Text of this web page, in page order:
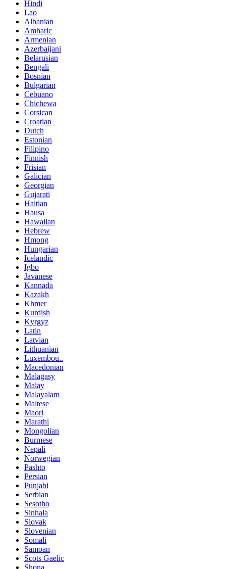
Hindi
Lao
Albanian
Amharic
Armenian
Azerbaijani
Belarusian
Bengali
Bosnian
Bulgarian
Cebuano
Chichewa
Corsican
Croatian
Dutch
Estonian
Filipino
Finnish
Frisian
Galician
Georgian
Gujarati
Haitian
Hausa
Hawaiian
Hebrew
Hmong
Hungarian
Icelandic
Igbo
Javanese
Kannada
Kazakh
Khmer
Kurdish
Kyrgyz
Latin
Latvian
Lithuanian
Luxembou..
Macedonian
Malagasy
Malay
Malayalam
Maltese
Maori
Marathi
Mongolian
Burmese
Nepali
Norwegian
Pashto
Persian
Punjabi
Serbian
Sesotho
Sinhala
Slovak
Slovenian
Somali
Samoan
Scots Gaelic
Shona